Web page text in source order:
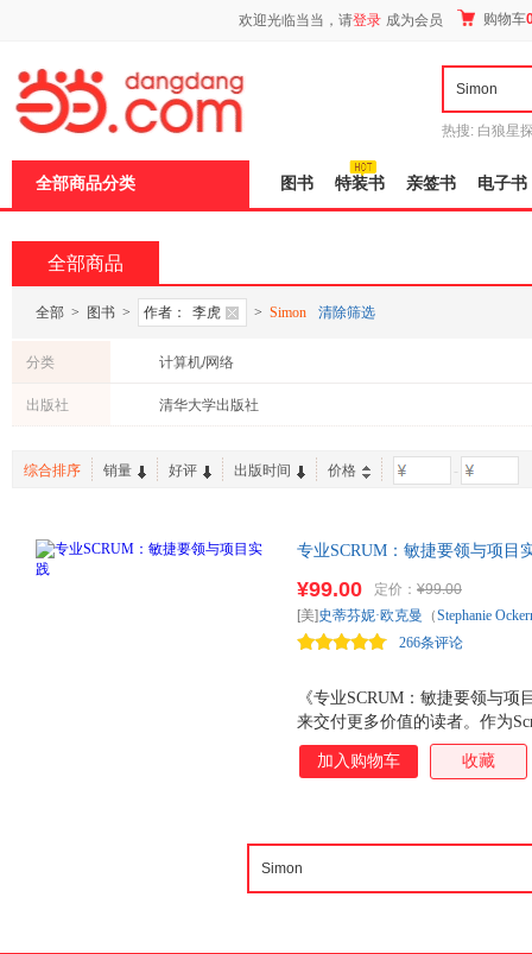
欢迎光临当当，请登录 成为会员 购物车
热搜: 白狼星
全部商品分类 图书 特装书 亲签书 电子书
全部商品
全部 > 图书 > 作者： 李虎 > Simon 清除筛选
分类 计算机/网络
出版社 清华大学出版社
综合排序 销量 好评 出版时间 价格 -
专业SCRUM：敏捷要领与项目
《专业SCRUM：敏捷要领与
来交付更多价值的读者。作为
Scrum培训和教练生涯中萃取
指导读者以更专业的方式使用
过场而已。 Scrum Master、开
大量实用性强的建议，从而勇
Scrum实践。
¥99.00 定价： ¥99.00
266条评论
[美]史蒂芬妮·欧克曼 （Stephanie
版社
加入购物车 收藏
页
加